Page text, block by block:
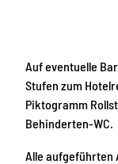
Auf eventuelle
Stufen zum
Piktogramm
Behinderten-WC.
Alle